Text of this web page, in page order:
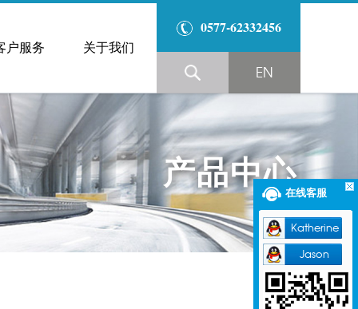
户服务 关于我们
0577-62332456
EN
产品中心
在线客服
Katherine
Jason